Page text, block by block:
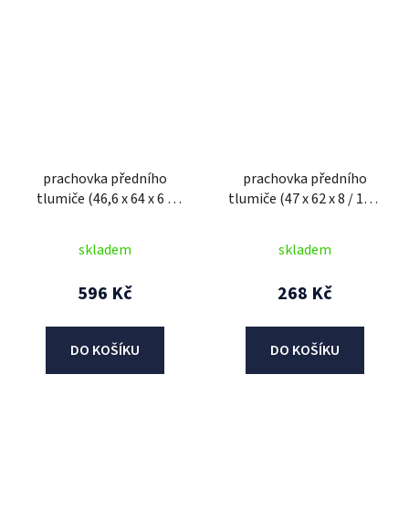
prachovka předního
tlumiče (46,6 x 64 x 6 /
skladem
596 Kč
DO KOŠÍKU
prachovka předního
tlumiče (47 x 62 x 8 / 10,3
skladem
268 Kč
DO KOŠÍKU